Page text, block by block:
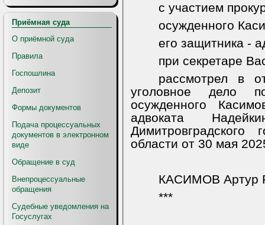
Приёмная суда
О приёмной суда
Правила
Госпошлина
Депозит
Формы документов
Подача процессуальных
документов в электронном
виде
Обращение в суд
Внепроцессуальные
обращения
Судебные уведомления на
Госуслугах
с участием
осужденного
его защитника -
при секретаре
рассмотрел в
уголовное дело
осужденного
адвоката
Димитровградского
области от 30 мая
КАСИМОВ Артур
***